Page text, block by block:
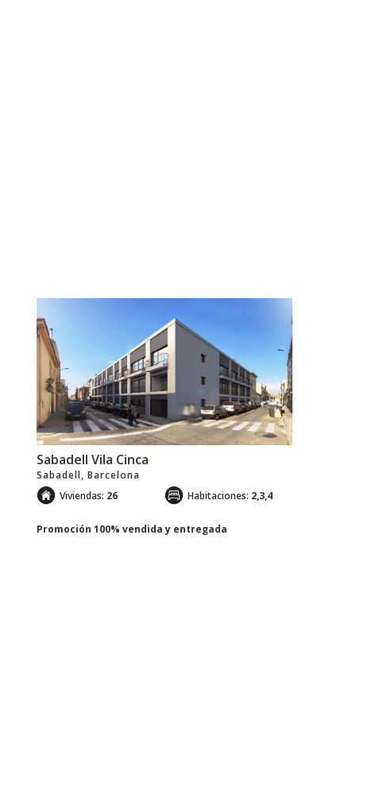
Sabadell Vila Cinca
Sabadell, Barcelona
Viviendas: 26 Habitaciones: 2,3,4
Promoción 100% vendida y entregada